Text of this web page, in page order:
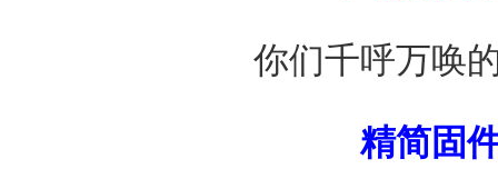
你们千呼万唤
精简固